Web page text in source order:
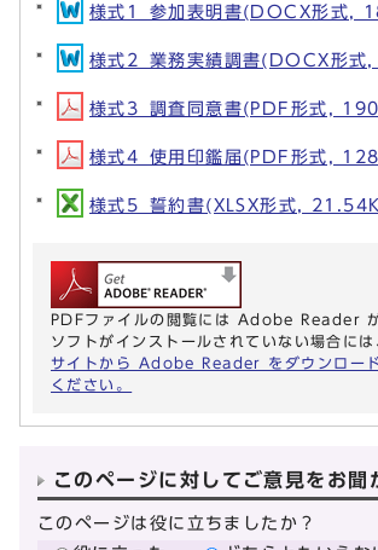
様式1_参加表明書(DOCX形式,
様式2_業務実績調書(DOCX形
様式3_調査同意書(PDF形式,
様式4_使用印鑑届(PDF形式,
様式5_誓約書(XLSX形式,
PDFファイルの閲覧には Adobe Reader
ソフトがインストールされていない場合には
サイトから Adobe Reader をダウンロー
ください。
このページに対してご意見をお聞
このページは役に立ちましたか？